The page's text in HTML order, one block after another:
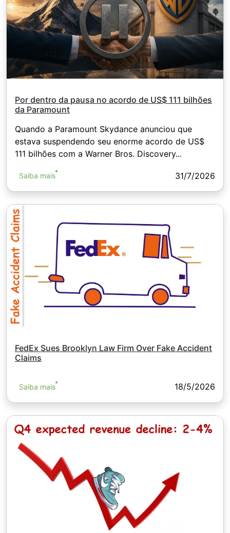
Por dentro da pausa no acordo de US$ 111 bilhões
da Paramount
Quando a Paramount Skydance anunciou que
estava suspendendo seu enorme acordo de US$
111 bilhões com a Warner Bros. Discovery...
Saiba mais 31/7/2026
FedEx Sues Brooklyn Law Firm Over Fake Accident
Claims
Saiba mais 18/5/2026